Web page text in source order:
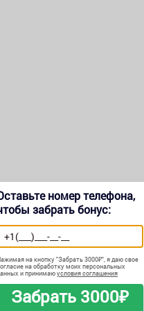
номер телефона,
забрать бонус:
на кнопку "Забрать 3000₽", я даю свое
на обработку моих персональных
и принимаюусловия соглашения
Забрать 3000₽